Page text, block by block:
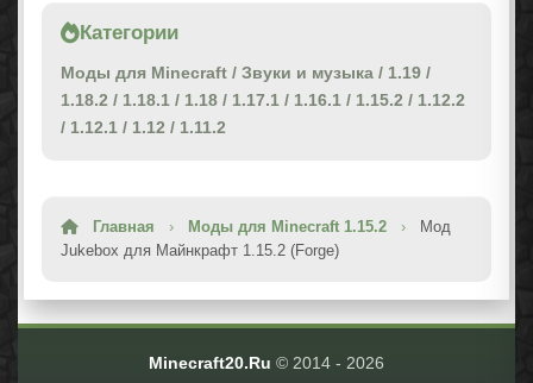
Категории
Моды для Minecraft / Звуки и музыка / 1.19 /
1.18.2 / 1.18.1 / 1.18 / 1.17.1 / 1.16.1 / 1.15.2 / 1.12.2
/ 1.12.1 / 1.12 / 1.11.2
Главная › Моды для Minecraft 1.15.2 ›
Мод
Jukebox для Майнкрафт 1.15.2 (Forge)
Minecraft20.Ru © 2014 - 2026